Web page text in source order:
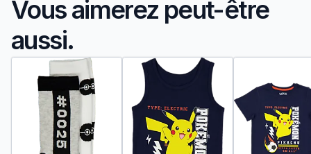
Vous aimerez peut-être
aussi.